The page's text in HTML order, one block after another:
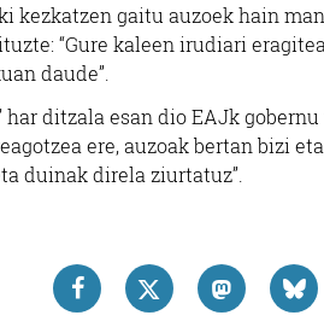
kezkatzen gaitu auzoek hain
“Gure kaleen irudiari
daude”.
har ditzala esan dio EAJk
ere, auzoak bertan bizi
duinak direla ziurtatuz”.